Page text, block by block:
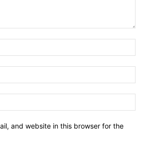
and website in this browser for the